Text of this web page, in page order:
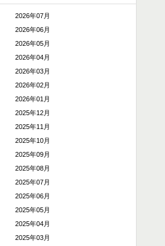
2026年07月
2026年06月
2026年05月
2026年04月
2026年03月
2026年02月
2026年01月
2025年12月
2025年11月
2025年10月
2025年09月
2025年08月
2025年07月
2025年06月
2025年05月
2025年04月
2025年03月